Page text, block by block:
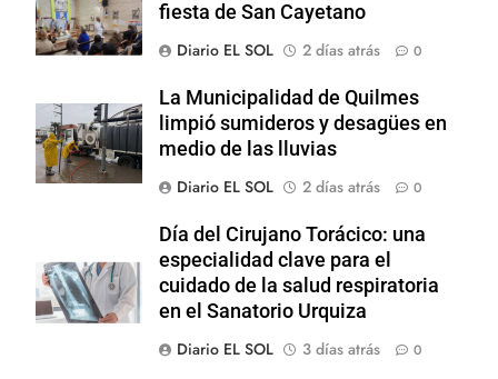
fiesta de San Cayetano
Diario EL SOL
2 días atrás 0
La Municipalidad de Quilmes
limpió sumideros y desagües en
medio de las lluvias
Diario EL SOL
2 días atrás 0
Día del Cirujano Torácico: una
especialidad clave para el
cuidado de la salud respiratoria
en el Sanatorio Urquiza
Diario EL SOL
3 días atrás 0